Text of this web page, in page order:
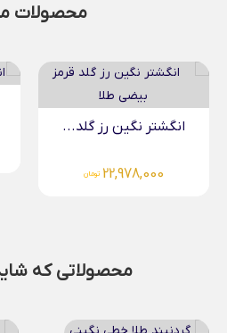
محصولات
انگشتر نگین رز گلد...
22,978,000 تومان
محصولاتی که